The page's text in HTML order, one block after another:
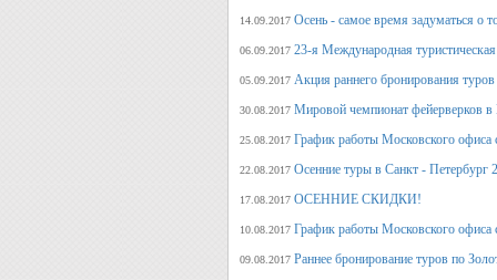
14.09.2017 Осень - самое время задуматься о
06.09.2017 23-я Международная
05.09.2017 Акция раннего бронирования
30.08.2017 Мировой чемпионат фейерверков в
25.08.2017 График работы Московского офиса
22.08.2017 Осенние туры в Санкт - Петербург
17.08.2017 ОСЕННИЕ СКИДКИ!
10.08.2017 График работы Московского офиса
09.08.2017 Раннее бронирование туров по